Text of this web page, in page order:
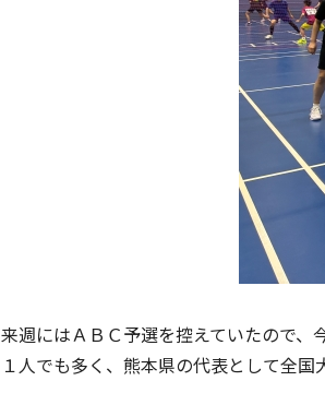
来週にはＡＢＣ予選を控えていたので、
１人でも多く、熊本県の代表として全